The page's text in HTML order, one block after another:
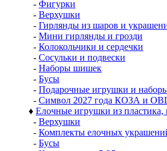
- Фигурки
- Верхушки
- Гирлянды из шаров и
- Мини гирлянды и грозди
- Колокольчики и сердечки
- Сосульки и подвески
- Наборы шишек
- Бусы
- Подарочные игрушки и
- Символ 2027 года КОЗА и
♦ Елочные игрушки из пластика,
- Верхушки
- Комплекты елочных
- Бусы